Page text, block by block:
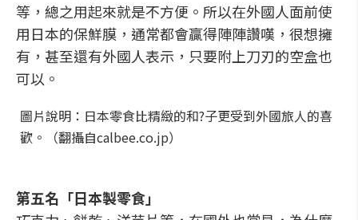
等，總之用起來就是不方便。所以在外國人面前使
用日本的保鮮膜，通常都會贏得陣陣讚嘆，很想擁
有，甚至還有外國人表示，只要附上刀刃的空盒也
可以。
圖片說明：日本零食比精緻的和?子更受到外國旅人的喜
歡。（翻攝自calbee.co.jp）
第五名「日本製零食」